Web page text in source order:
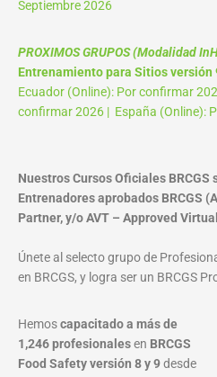
Septiembre 2026
PROXIMOS GRUPOS (Modalidad
Entrenamiento para Sitios
Ecuador (Online): Por confirmar
confirmar 2026 | España (Online):
Nuestros Cursos Oficiales
Entrenadores aprobados BRCGS
Partner, y/o AVT – Approved
Únete al selecto grupo de
en BRCGS, y logra ser un BRCGS
Hemoscapacitado a más de
1,246 profesionalesen BRCGS
Food Safety versión 8 y 9desde